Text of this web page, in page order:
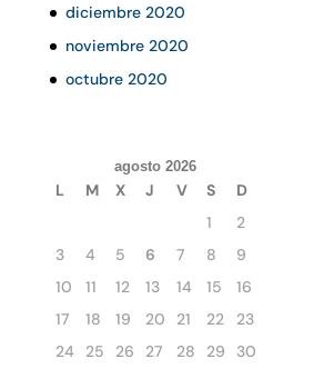
diciembre 2020
noviembre 2020
octubre 2020
agosto 2026
L M X J V S
D
1
2
3
4 5 6 7 8
9
10
11 12 13 14 15
16
17
18 19 20 21 22
23
24
25 26 27 28 29
30